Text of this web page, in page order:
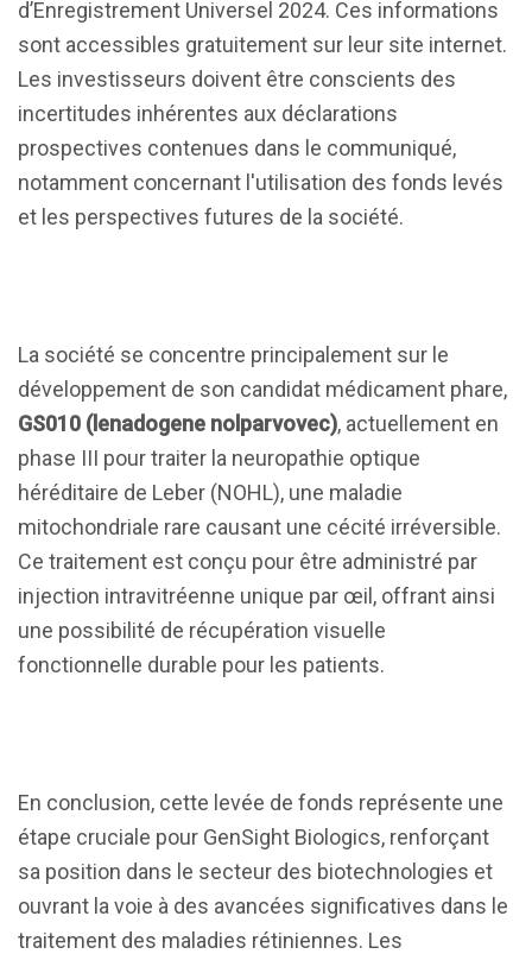
d’Enregistrement Universel 2024. Ces informations
sont accessibles gratuitement sur leur site internet.
Les investisseurs doivent être conscients des
incertitudes inhérentes aux déclarations
prospectives contenues dans le communiqué,
notamment concernant l'utilisation des fonds levés
et les perspectives futures de la société.
La société se concentre principalement sur le
développement de son candidat médicament phare,
GS010 (lenadogene nolparvovec), actuellement en
phase III pour traiter la neuropathie optique
héréditaire de Leber (NOHL), une maladie
mitochondriale rare causant une cécité irréversible.
Ce traitement est conçu pour être administré par
injection intravitréenne unique par œil, offrant ainsi
une possibilité de récupération visuelle
fonctionnelle durable pour les patients.
En conclusion, cette levée de fonds représente une
étape cruciale pour GenSight Biologics, renforçant
sa position dans le secteur des biotechnologies et
ouvrant la voie à des avancées significatives dans le
traitement des maladies rétiniennes. Les